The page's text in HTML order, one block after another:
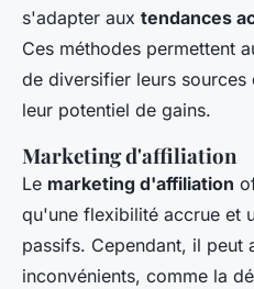
s'adapter aux tendances
Ces méthodes permettent
de diversifier leurs
leur potentiel de gains.
Marketing d'affiliation
Le marketing d'affiliation
qu'une flexibilité accrue et
passifs. Cependant, il peut
inconvénients, comme la